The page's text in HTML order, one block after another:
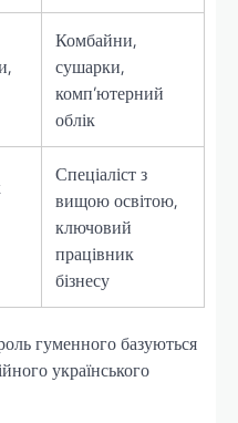
Комбайни,
сушарки,
комп’ютерний
облік
Спеціаліст з
вищою освітою,
ключовий
працівник
бізнесу
гуменного базуються
українського